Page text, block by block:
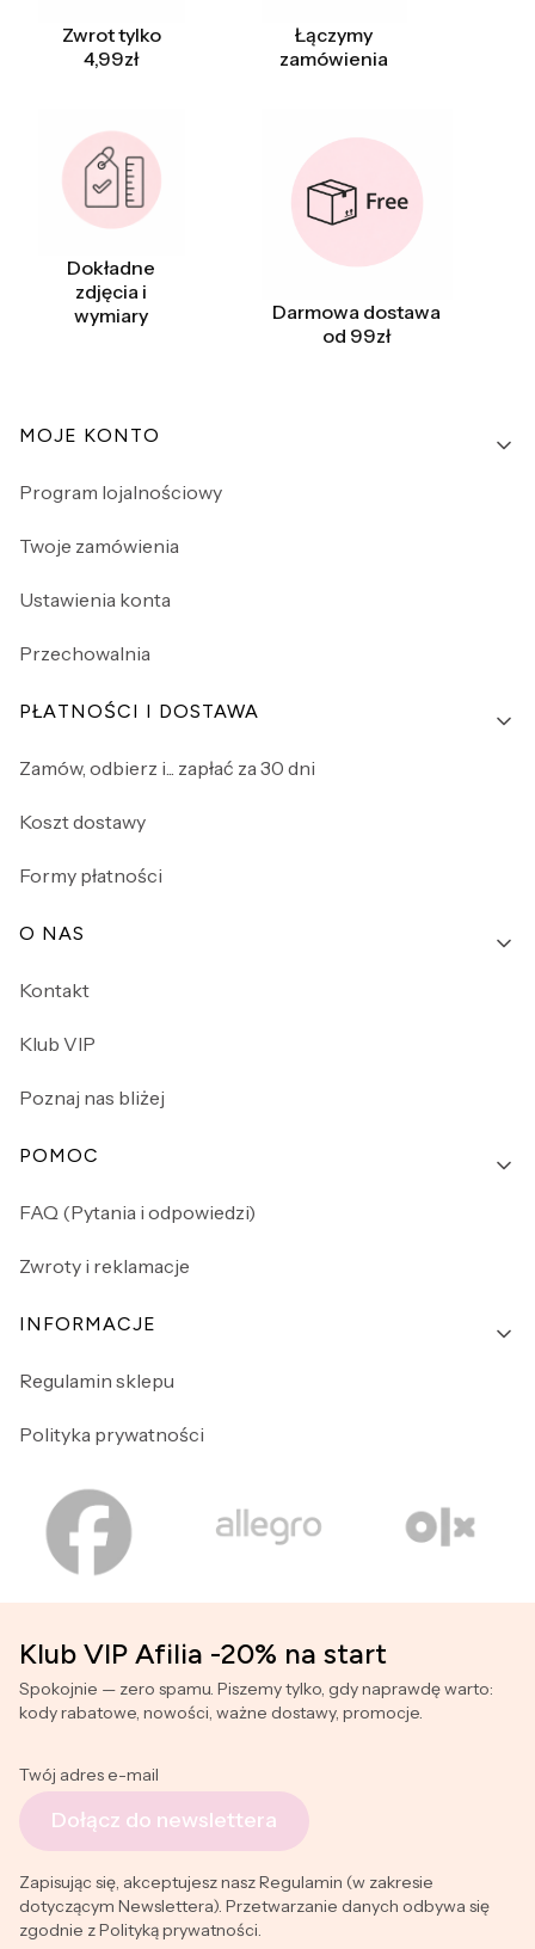
Zwrot tylko
4,99zł
Łączymy
zamówienia
Dokładne
zdjęcia i
wymiary
Darmowa dostawa
od 99zł
Linki w stopce
MOJE KONTO
Program lojalnościowy
Twoje zamówienia
Ustawienia konta
Przechowalnia
PŁATNOŚCI I DOSTAWA
Zamów, odbierz i... zapłać za 30 dni
Koszt dostawy
Formy płatności
O NAS
Kontakt
Klub VIP
Poznaj nas bliżej
POMOC
FAQ (Pytania i odpowiedzi)
Zwroty i reklamacje
INFORMACJE
Regulamin sklepu
Polityka prywatności
Klub VIP Afilia -20% na start
Spokojnie — zero spamu. Piszemy tylko, gdy naprawdę warto:
kody rabatowe, nowości, ważne dostawy, promocje.
Twój adres e-mail
Dołącz do newslettera
Zapisując się, akceptujesz nasz Regulamin (w zakresie
dotyczącym Newslettera). Przetwarzanie danych odbywa się
zgodnie z Polityką prywatności.